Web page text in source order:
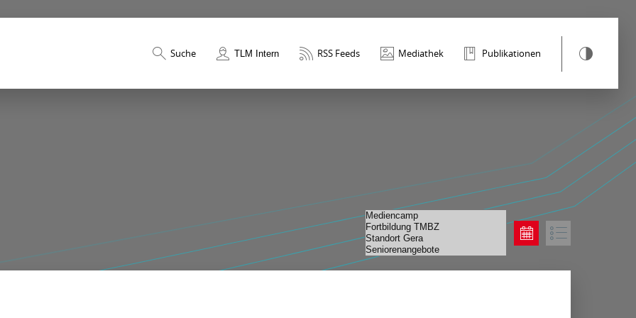
Suche TLM Intern RSS Feeds Mediathek Publikationen